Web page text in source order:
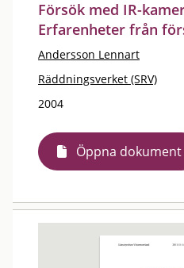
Försök med IR-
Erfarenheter från
Andersson Lennart
Räddningsverket (SRV)
2004
Öppna dokument